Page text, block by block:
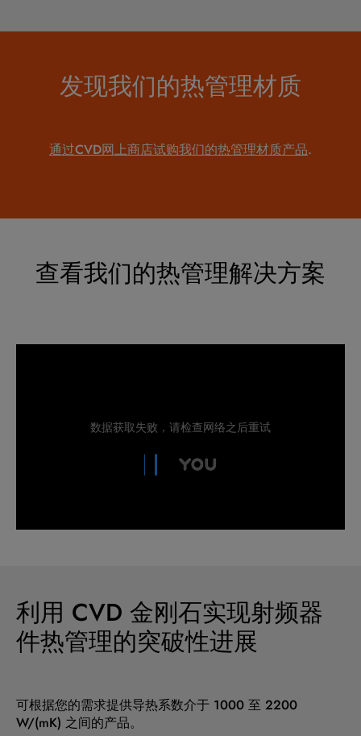
发现我们的热管理材质
通过CVD网上商店试购我们的热管理材质产品.
查看我们的热管理解决方案
利用 CVD 金刚石实现射频器
件热管理的突破性进展
可根据您的需求提供导热系数介于 1000 至 2200
W/(mK) 之间的产品。